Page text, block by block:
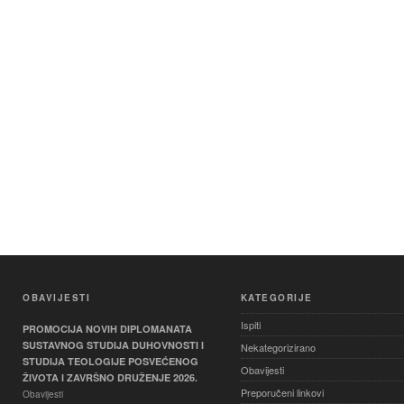
OBAVIJESTI
PROMOCIJA NOVIH DIPLOMANATA
SUSTAVNOG STUDIJA DUHOVNOSTI I
STUDIJA TEOLOGIJE POSVEĆENOG
ŽIVOTA I ZAVRŠNO DRUŽENJE 2026.
Obavijesti
KATEGORIJE
Ispiti
Nekategorizirano
Obavijesti
Preporučeni linkovi